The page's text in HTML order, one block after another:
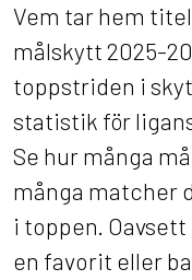
Vem tar hem
målskytt 2025-
toppstriden i
statistik för
Se hur många
många matcher
i toppen.
en favorit eller